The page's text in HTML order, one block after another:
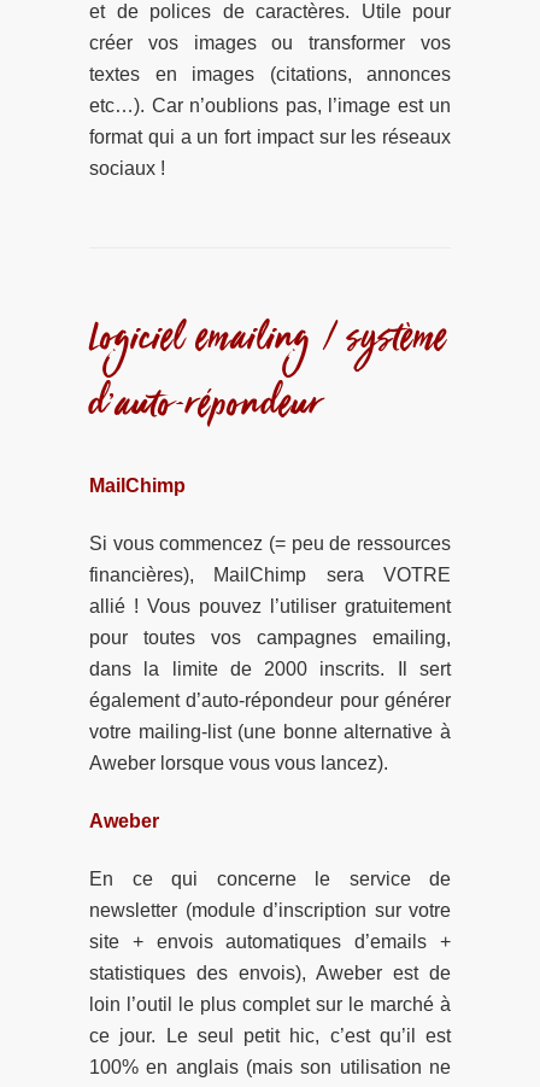
et de polices de caractères. Utile pour
créer vos images ou transformer vos
textes en images (citations, annonces
etc…). Car n’oublions pas, l’image est un
format qui a un fort impact sur les réseaux
sociaux !
Logiciel emailing / système
d’auto-répondeur
MailChimp
Si vous commencez (= peu de ressources
financières), MailChimp sera VOTRE
allié ! Vous pouvez l’utiliser gratuitement
pour toutes vos campagnes emailing,
dans la limite de 2000 inscrits. Il sert
également d’auto-répondeur pour générer
votre mailing-list (une bonne alternative à
Aweber lorsque vous vous lancez).
Aweber
En ce qui concerne le service de
newsletter (module d’inscription sur votre
site + envois automatiques d’emails +
statistiques des envois), Aweber est de
loin l’outil le plus complet sur le marché à
ce jour. Le seul petit hic, c’est qu’il est
100% en anglais (mais son utilisation ne